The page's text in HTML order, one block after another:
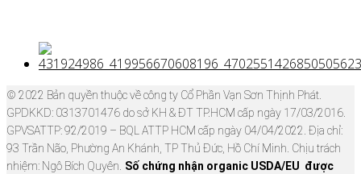
© 2022 Bản quyền thuộc về công ty Cổ Phần Vạn Sơn Thịnh Phát.
GPDKKD: 0313701476 do sở KH & ĐT TP.HCM cấp ngày 17/03/2016.
GPVSATTP: 92/2019 – BQL ATTP HCM cấp ngày 04/04/2022. Địa chỉ:
93 Trần Não, Phường An Khánh, TP Thủ Đức, Hồ Chí Minh. Chịu trách
nhiệm: Ngô Bích Quyên. Số chứng nhận organic USDA/EU được